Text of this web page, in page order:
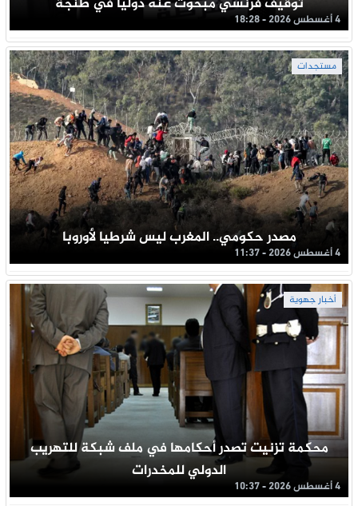
4 أغسطس 2026 - 18:28
مستجدات
مصدر حكومي.. المغرب ليس شرطيا لأوروبا
4 أغسطس 2026 - 11:37
أخبار جهوية
محكمة تزنيت تصدر أحكامها في ملف شبكة للتهريب
الدولي للمخدرات
4 أغسطس 2026 - 10:37